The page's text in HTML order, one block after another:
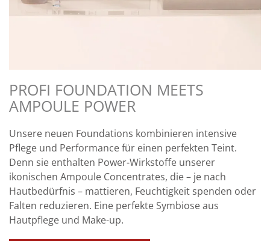
PROFI FOUNDATION MEETS
AMPOULE POWER
Unsere neuen Foundations kombinieren intensive
Pflege und Performance für einen perfekten Teint.
Denn sie enthalten Power-Wirkstoffe unserer
ikonischen Ampoule Concentrates, die – je nach
Hautbedürfnis – mattieren, Feuchtigkeit spenden oder
Falten reduzieren. Eine perfekte Symbiose aus
Hautpflege und Make-up.